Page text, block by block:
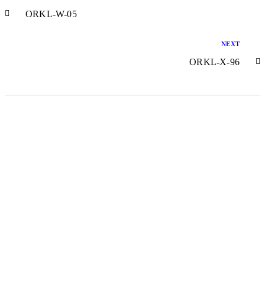
ORKL-W-05
NEXT
ORKL-X-96